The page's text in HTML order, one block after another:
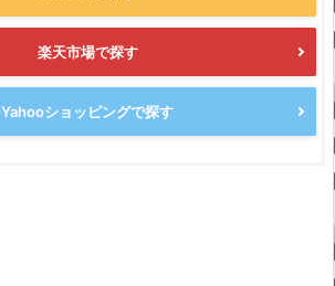
楽天市場で探す
Yahooショッピングで探す